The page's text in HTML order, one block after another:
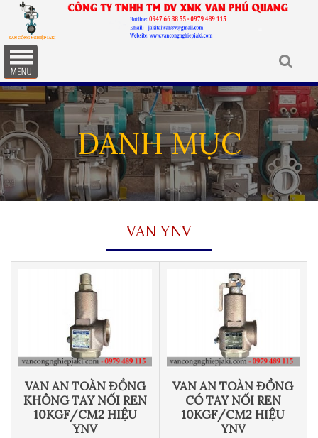
DANH MỤC
VAN YNV
VAN AN TOÀN ĐỒNG
KHÔNG TAY NỐI REN
10KGF/CM2 HIỆU
YNV
VAN AN TOÀN ĐỒNG
CÓ TAY NỐI REN
10KGF/CM2 HIỆU
YNV